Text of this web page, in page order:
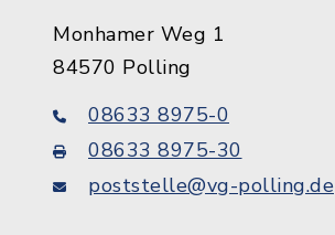
Monhamer Weg 1
84570 Polling
08633 8975-0
08633 8975-30
poststelle@vg-polling.de